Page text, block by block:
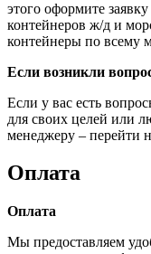
этого оформите
контейнеров ж/д и
контейнеры по всему
Если возникли
Если у вас есть
для своих целей или
менеджеру – перейти
Оплата
Оплата
Мы предоставляем